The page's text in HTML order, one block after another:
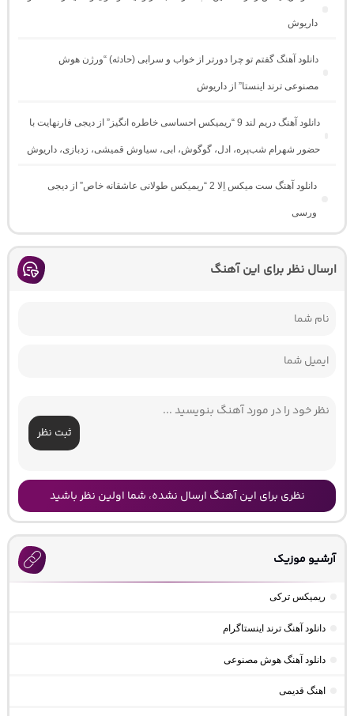
داریوش
دانلود آهنگ گفتم تو چرا دورتر از خواب و سرابی (حادثه) “ورژن هوش
مصنوعی ترند اینستا” از داریوش
دانلود آهنگ دریم لند 9 “ریمیکس احساسی خاطره انگیز” از دیجی فارنهایت با
حضور شهرام شب‌پره، ادل، گوگوش، ابی، سیاوش قمیشی، زدبازی، داریوش
دانلود آهنگ ست میکس اِلا 2 “ریمیکس طولانی عاشقانه خاص” از دیجی
ورسی
ارسال نظر برای این آهنگ
ثبت نظر
نظری برای این آهنگ ارسال نشده، شما اولین نظر باشید
آرشیو موزیک
ریمیکس ترکی
دانلود آهنگ ترند اینستاگرام
دانلود آهنگ هوش مصنوعی
اهنگ قدیمی